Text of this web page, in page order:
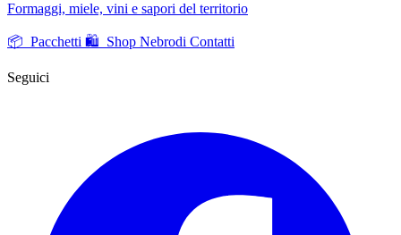
Formaggi, miele, vini e sapori del territorio
📦 Pacchetti 🛍️ Shop Nebrodi Contatti
Seguici